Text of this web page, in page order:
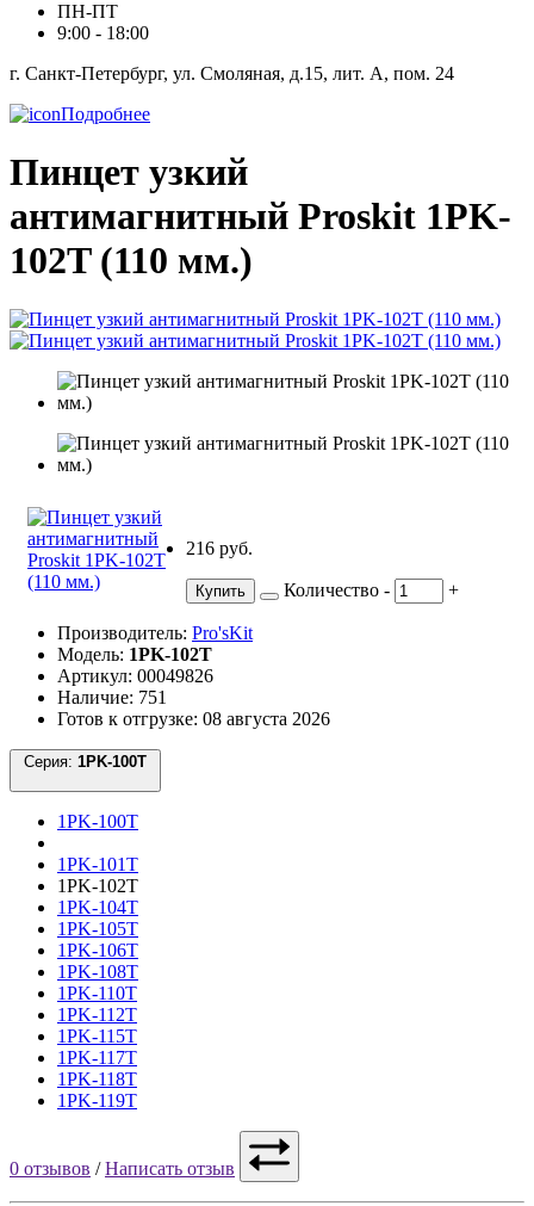
ПН-ПТ
9:00 - 18:00
г. Санкт-Петербург, ул. Смоляная, д.15, лит. А, пом. 24
Подробнее
Пинцет узкий
антимагнитный Proskit 1PK-
102T (110 мм.)
216 руб.
Купить Количество - +
Производитель: Pro'sKit
Модель: 1PK-102T
Артикул: 00049826
Наличие: 751
Готов к отгрузке: 08 августа 2026
Серия:
1PK-100T
1PK-101T
1PK-102T
1PK-104T
1PK-105T
1PK-106T
1PK-108T
1PK-110T
1PK-112T
1PK-115T
1PK-117T
1PK-118T
1PK-119T
0 отзывов /Написать отзыв